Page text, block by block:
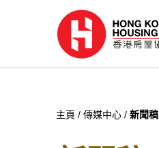
主頁 傳媒中心 新聞稿